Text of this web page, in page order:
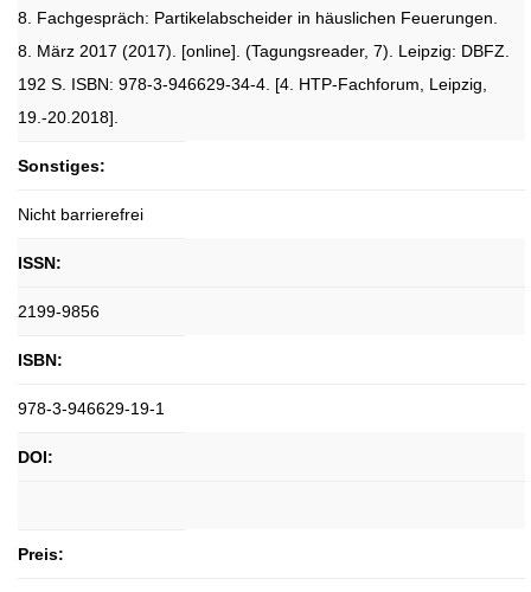
8. Fachgespräch: Partikelabscheider in häuslichen Feuerungen.
8. März 2017 (2017). [online]. (Tagungsreader, 7). Leipzig: DBFZ.
192 S. ISBN: 978-3-946629-34-4. [4. HTP-Fachforum, Leipzig,
19.-20.2018].
Sonstiges:
Nicht barrierefrei
ISSN:
2199-9856
ISBN:
978-3-946629-19-1
DOI:
Preis: